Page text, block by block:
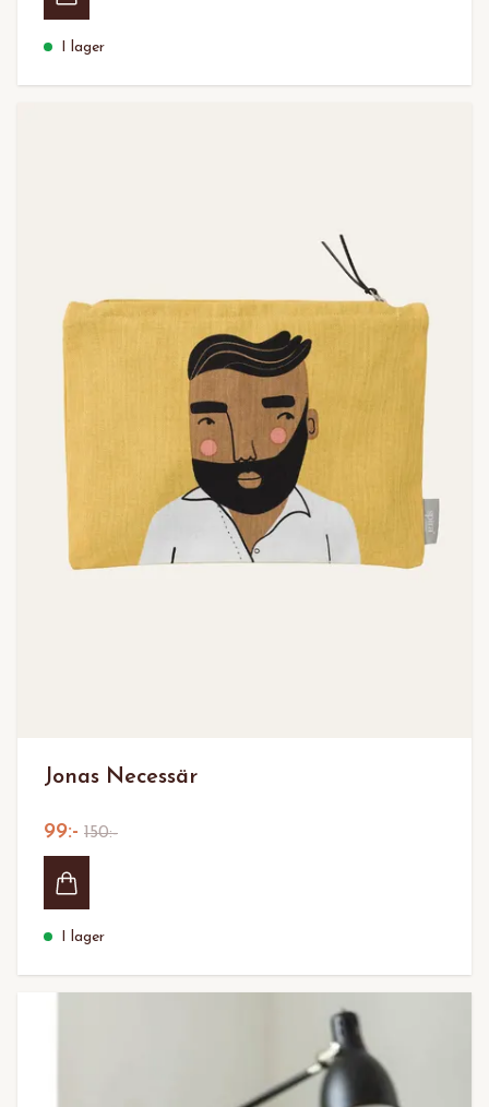
I lager
Jonas Necessär
99:- 150:-
I lager